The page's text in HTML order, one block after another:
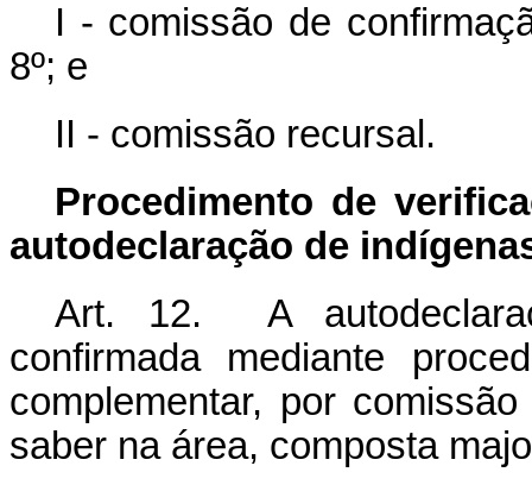
I - comissão de
8º; e
II - comissão recursal.
Procedimento de
autodeclaração de
Art. 12. A
confirmada mediante
complementar, por
saber na área, composta